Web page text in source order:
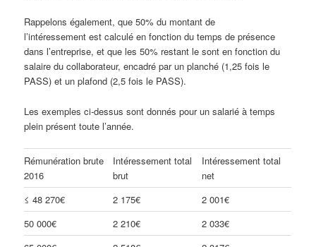
Rappelons également, que 50% du montant de
l’intéressement est calculé en fonction du temps de présence
dans l’entreprise, et que les 50% restant le sont en fonction du
salaire du collaborateur, encadré par un planché (1,25 fois le
PASS) et un plafond (2,5 fois le PASS).
Les exemples ci-dessus sont donnés pour un salarié à temps
plein présent toute l’année.
Rémunération brute
2016
Intéressement total
brut
Intéressement total
net
≤ 48 270€
2 175€
2 001€
50 000€
2 210€
2 033€